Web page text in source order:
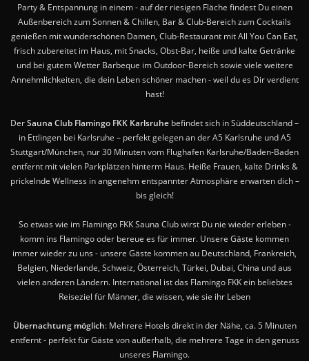
Party & Entspannung in einem - auf der riesigen Fläche findest Du einen
Außenbereich zum Sonnen & Chillen, Bar & Club-Bereich zum Cocktails
genießen mit wunderschönen Damen, Club-Restaurant mit All You Can Eat,
frisch zubereitet im Haus, mit Snacks, Obst-Bar, heiße und kalte Getränke
und bei gutem Wetter Barbeque im Outdoor-Bereich sowie viele weitere
Annehmlichkeiten, die dein Leben schöner machen - weil du es Dir verdient
hast!
DerSauna Club Flamingo FKK Karlsruhe befindet sich in Süddeutschland –
in Ettlingen bei Karlsruhe – perfekt gelegen an der A5 Karlsruhe und A5
Stuttgart/München, nur 30 Minuten vom Flughafen Karlsruhe/Baden-Baden
entfernt mit vielen Parkplätzen hinterm Haus. Heiße Frauen, kalte Drinks &
prickelnde Wellness in angenehm entspannter Atmosphäre erwarten dich –
bis gleich!
So etwas wie im Flamingo FKK Sauna Club wirst Du nie wieder erleben -
komm ins Flamingo oder bereue es für immer. Unsere Gäste kommen
immer wieder zu uns - unsere Gäste kommen au Deutschland, Frankreich,
Belgien, Niederlande, Schweiz, Österreich, Türkei, Dubai, China und aus
vielen anderen Ländern. International ist das Flamingo FKK ein beliebtes
Reiseziel für Männer, die wissen, wie sie ihr Leben
Übernachtung möglich: Mehrere Hotels direkt in der Nähe, ca. 5 Minuten
entfernt - perfekt für Gäste von außerhalb, die mehrere Tage in den genuss
unseres Flamingo.